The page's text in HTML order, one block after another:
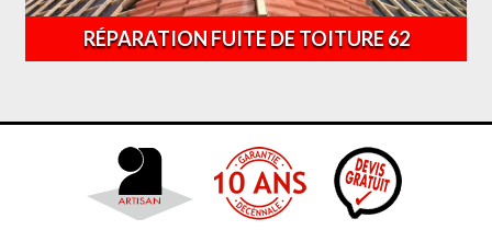
RÉPARATION FUITE DE TOITURE 62